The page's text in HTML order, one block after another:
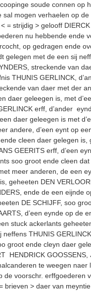
soude connen
sal mogen verhaelen op
= strijdig > gelooff
nu hebbende
op gedragen ende
gelegen met de een sij
streckende van
THUNIS GERLINCK,
van daer met der
daer geleegen is, met
erff, d’ander
daer geleegen is met
andere, d’een eynt op
cleen daer gelegen
GEERITS erff, d’een
soo groot ende cleen
meer anderen, de een
geheeten DEN
ende de een eijnde
DE SCHIJFF, soo
d’een eynde op
stuck ackerlants
THUNIS
groot ende cleyn daer
HENDRICK
te weegen
de voorschr.
brieven > daer van